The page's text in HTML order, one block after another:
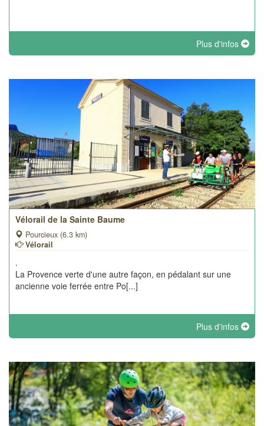
Plus d'infos
Vélorail de la Sainte Baume
Pourcieux (6.3 km)
Vélorail
.
La Provence verte d'une autre façon, en pédalant sur une
ancienne voie ferrée entre Po[...]
Plus d'infos